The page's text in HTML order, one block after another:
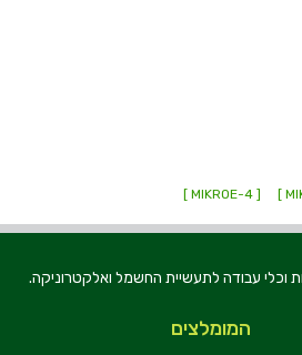
[ MIKROE-4 ]
ומחברים, סוללות וכלי עבודה לתעשיית החשמל ואלקטרוניקה.
המומלצים